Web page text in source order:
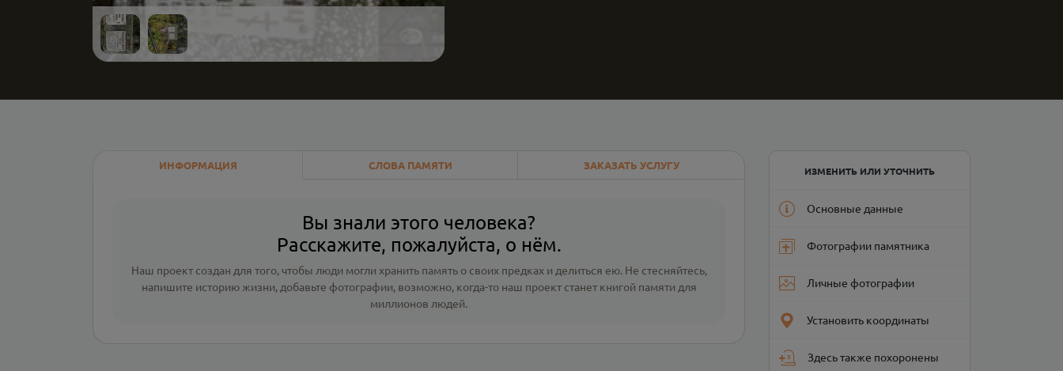
ИНФОРМАЦИЯ СЛОВА ПАМЯТИ ЗАКАЗАТЬ УСЛУГУ
Вы знали этого человека?
Расскажите, пожалуйста, о нём.
Наш проект создан для того, чтобы люди могли хранить память о своих предках и делиться ею. Не стесняйтесь,
напишите историю жизни, добавьте фотографии, возможно, когда-то наш проект станет книгой памяти для
миллионов людей.
ИЗМЕНИТЬ ИЛИ УТОЧНИТЬ
Основные данные
Фотографии памятника
Личные фотографии
Установить координаты
Здесь также похоронены